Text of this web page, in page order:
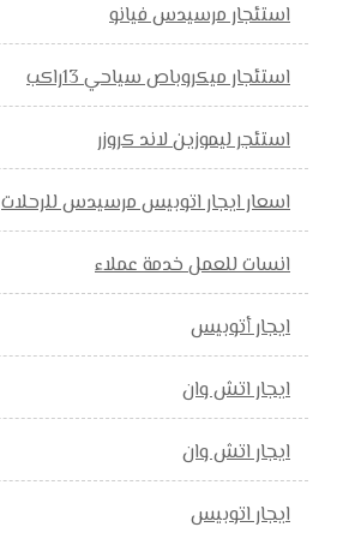
استئجار مرسيدس فيانو
استئجار ميكروباص سياحي 13راكب
استئجر ليموزين لاند كروزر
اسعار ايجار اتوبيس مرسيدس للرحلات
انسات للعمل خدمة عملاء
ايجار أتوبيس
ايجار اتش وان
ايجار اتش وان
ايجار اتوبيس